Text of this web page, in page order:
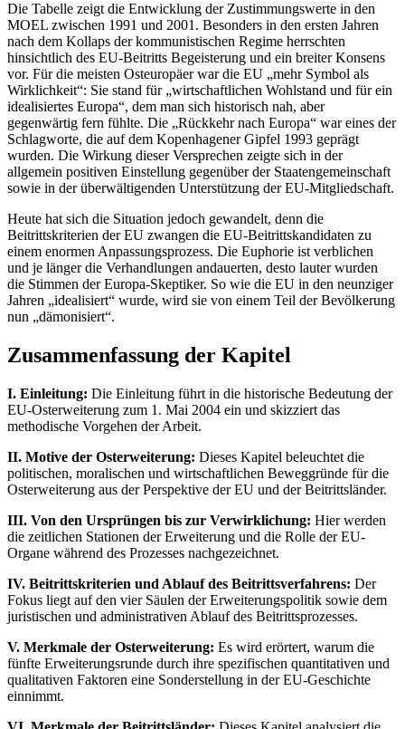
Die Tabelle zeigt die Entwicklung der Zustimmungswerte in den
MOEL zwischen 1991 und 2001. Besonders in den ersten Jahren
nach dem Kollaps der kommunistischen Regime herrschten
hinsichtlich des EU-Beitritts Begeisterung und ein breiter Konsens
vor. Für die meisten Osteuropäer war die EU „mehr Symbol als
Wirklichkeit“: Sie stand für „wirtschaftlichen Wohlstand und für ein
idealisiertes Europa“, dem man sich historisch nah, aber
gegenwärtig fern fühlte. Die „Rückkehr nach Europa“ war eines der
Schlagworte, die auf dem Kopenhagener Gipfel 1993 geprägt
wurden. Die Wirkung dieser Versprechen zeigte sich in der
allgemein positiven Einstellung gegenüber der Staatengemeinschaft
sowie in der überwältigenden Unterstützung der EU-Mitgliedschaft.
Heute hat sich die Situation jedoch gewandelt, denn die
Beitrittskriterien der EU zwangen die EU-Beitrittskandidaten zu
einem enormen Anpassungsprozess. Die Euphorie ist verblichen
und je länger die Verhandlungen andauerten, desto lauter wurden
die Stimmen der Europa-Skeptiker. So wie die EU in den neunziger
Jahren „idealisiert“ wurde, wird sie von einem Teil der Bevölkerung
nun „dämonisiert“.
Zusammenfassung der Kapitel
I. Einleitung: Die Einleitung führt in die historische Bedeutung der
EU-Osterweiterung zum 1. Mai 2004 ein und skizziert das
methodische Vorgehen der Arbeit.
II. Motive der Osterweiterung: Dieses Kapitel beleuchtet die
politischen, moralischen und wirtschaftlichen Beweggründe für die
Osterweiterung aus der Perspektive der EU und der Beitrittsländer.
III. Von den Ursprüngen bis zur Verwirklichung: Hier werden
die zeitlichen Stationen der Erweiterung und die Rolle der EU-
Organe während des Prozesses nachgezeichnet.
IV. Beitrittskriterien und Ablauf des Beitrittsverfahrens: Der
Fokus liegt auf den vier Säulen der Erweiterungspolitik sowie dem
juristischen und administrativen Ablauf des Beitrittsprozesses.
V. Merkmale der Osterweiterung: Es wird erörtert, warum die
fünfte Erweiterungsrunde durch ihre spezifischen quantitativen und
qualitativen Faktoren eine Sonderstellung in der EU-Geschichte
einnimmt.